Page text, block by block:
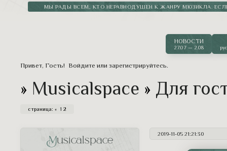
такой четкой иерархии снова было
Мессир, действительно,
МЫ РАДЫ ВСЕМ, КТО НЕРАВНОДУШЕН К ЖАНРУ МЮЗИКЛА.
НОВОСТИ
27.07 — 2.08
Привет, Гость! Войдите или зарегистрируйтесь.
» Musicalspace » Для
страница: « 1 2
2019-11-05 21:21:30
Musicalspace